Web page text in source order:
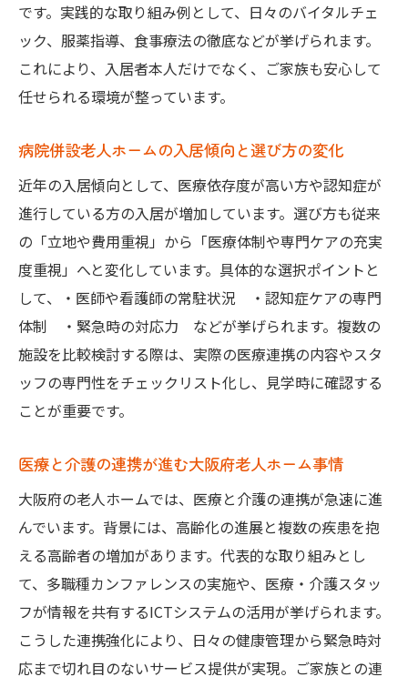
医者がいる老人ホームの医療サポート事例
連携する医療機関の特徴と選び方のポイン
ト
医者がいる大阪府老人ホームの魅力
医者常駐の老人ホームならではの安心感と
大阪府で選ばれる医者がいる老人ホームの
特徴
医療体制が整う老人ホームのメリットを解
説
病院併設老人ホームでの医療サポート充実
度
有料老人ホームと医者の連携がもたらす利
点
方
病院併設のメリットと注意点を解説
病院併設老人ホームの医療面での強みとは
併設施設ならではの利便性と注意すべき点
医療体制が充実した老人ホームの注意ポイ
ント
病院併設型と単独型老人ホームの違いを比
です。実践的な取り組み例として、日々のバイタルチェ
ック、服薬指導、食事療法の徹底などが挙げられます。
これにより、入居者本人だけでなく、ご家族も安心して
任せられる環境が整っています。
病院併設老人ホームの入居傾向と選び方の変化
近年の入居傾向として、医療依存度が高い方や認知症が
進行している方の入居が増加しています。選び方も従来
の「立地や費用重視」から「医療体制や専門ケアの充実
度重視」へと変化しています。具体的な選択ポイントと
して、・医師や看護師の常駐状況 ・認知症ケアの専門
体制 ・緊急時の対応力 などが挙げられます。複数の
施設を比較検討する際は、実際の医療連携の内容やスタ
ッフの専門性をチェックリスト化し、見学時に確認する
ことが重要です。
医療と介護の連携が進む大阪府老人ホーム事情
大阪府の老人ホームでは、医療と介護の連携が急速に進
んでいます。背景には、高齢化の進展と複数の疾患を抱
える高齢者の増加があります。代表的な取り組みとし
て、多職種カンファレンスの実施や、医療・介護スタッ
フが情報を共有するICTシステムの活用が挙げられます。
こうした連携強化により、日々の健康管理から緊急時対
応まで切れ目のないサービス提供が実現。ご家族との連